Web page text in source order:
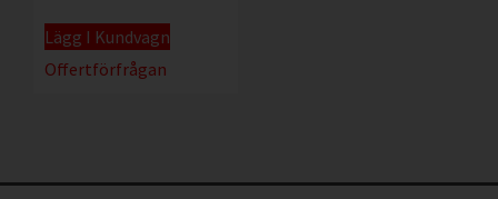
Lägg I Kundvagn
Offertförfrågan